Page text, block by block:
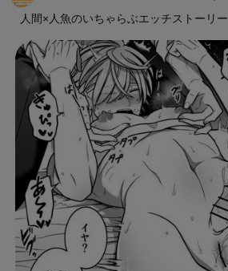
人間×人魚のいちゃらぶエッチストーリー